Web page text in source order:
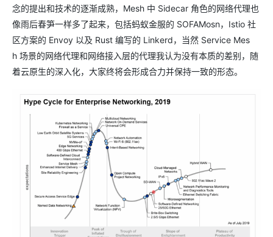
念的提出和技术的逐渐成熟，Mesh 中 Sidecar 角色的网络代理也
像雨后春笋一样多了起来，包括蚂蚁金服的 SOFAMosn，Istio 社
区方案的 Envoy 以及 Rust 编写的 Linkerd，当然 Service Mes
h 场景的网络代理和网络接入层的代理我认为没有本质的差别，随
着云原生的深入化，大家终将会形成合力并保持一致的形态。